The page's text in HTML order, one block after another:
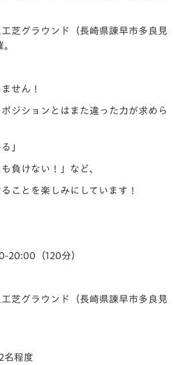
芝グラウンド（長崎県諫早市多良見
せん！
ジションとはまた違った力が求めら
」
負けない！」など、
ことを楽しみにしています！
20:00（120分）
芝グラウンド（長崎県諫早市多良見
名程度